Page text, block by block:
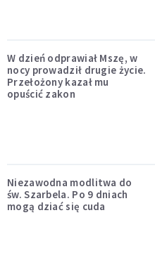
W dzień odprawiał Mszę, w
nocy prowadził drugie życie.
Przełożony kazał mu
opuścić zakon
Niezawodna modlitwa do
św. Szarbela. Po 9 dniach
mogą dziać się cuda